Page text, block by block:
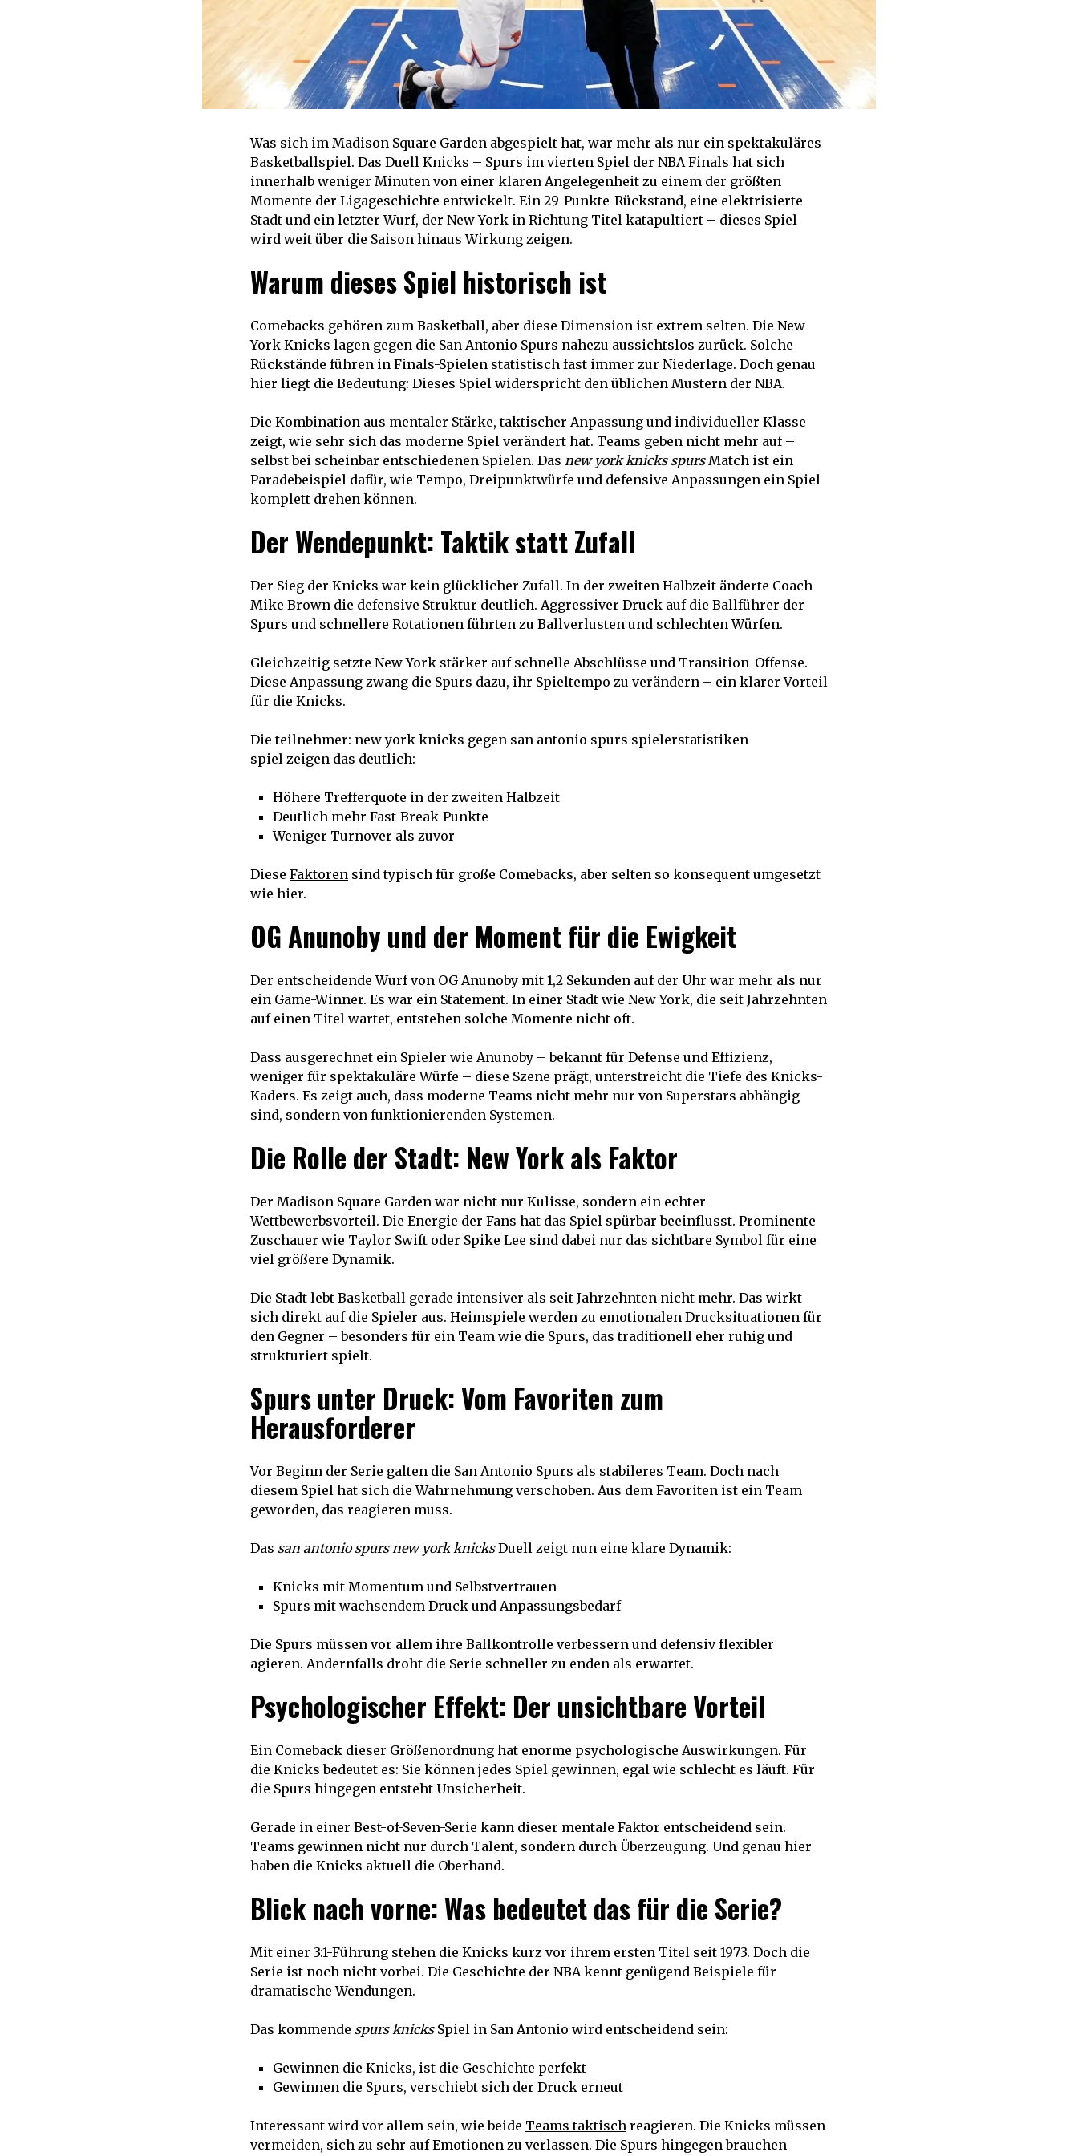
Was sich im Madison Square Garden abgespielt hat, war mehr als nur ein spektakuläres
Basketballspiel. Das Duell Knicks – Spurs im vierten Spiel der NBA Finals hat sich
innerhalb weniger Minuten von einer klaren Angelegenheit zu einem der größten
Momente der Ligageschichte entwickelt. Ein 29-Punkte-Rückstand, eine elektrisierte
Stadt und ein letzter Wurf, der New York in Richtung Titel katapultiert – dieses Spiel
wird weit über die Saison hinaus Wirkung zeigen.
Warum dieses Spiel historisch ist
Comebacks gehören zum Basketball, aber diese Dimension ist extrem selten. Die New
York Knicks lagen gegen die San Antonio Spurs nahezu aussichtslos zurück. Solche
Rückstände führen in Finals-Spielen statistisch fast immer zur Niederlage. Doch genau
hier liegt die Bedeutung: Dieses Spiel widerspricht den üblichen Mustern der NBA.
Die Kombination aus mentaler Stärke, taktischer Anpassung und individueller Klasse
zeigt, wie sehr sich das moderne Spiel verändert hat. Teams geben nicht mehr auf –
selbst bei scheinbar entschiedenen Spielen. Das new york knicks spursMatch ist ein
Paradebeispiel dafür, wie Tempo, Dreipunktwürfe und defensive Anpassungen ein Spiel
komplett drehen können.
Der Wendepunkt: Taktik statt Zufall
Der Sieg der Knicks war kein glücklicher Zufall. In der zweiten Halbzeit änderte Coach
Mike Brown die defensive Struktur deutlich. Aggressiver Druck auf die Ballführer der
Spurs und schnellere Rotationen führten zu Ballverlusten und schlechten Würfen.
Gleichzeitig setzte New York stärker auf schnelle Abschlüsse und Transition-Offense.
Diese Anpassung zwang die Spurs dazu, ihr Spieltempo zu verändern – ein klarer Vorteil
für die Knicks.
Die teilnehmer: new york knicks gegen san antonio spurs spielerstatistiken
spiel zeigen das deutlich:
Höhere Trefferquote in der zweiten Halbzeit
Deutlich mehr Fast-Break-Punkte
Weniger Turnover als zuvor
Diese Faktoren sind typisch für große Comebacks, aber selten so konsequent umgesetzt
wie hier.
OG Anunoby und der Moment für die Ewigkeit
Der entscheidende Wurf von OG Anunoby mit 1,2 Sekunden auf der Uhr war mehr als nur
ein Game-Winner. Es war ein Statement. In einer Stadt wie New York, die seit Jahrzehnten
auf einen Titel wartet, entstehen solche Momente nicht oft.
Dass ausgerechnet ein Spieler wie Anunoby – bekannt für Defense und Effizienz,
weniger für spektakuläre Würfe – diese Szene prägt, unterstreicht die Tiefe des Knicks-
Kaders. Es zeigt auch, dass moderne Teams nicht mehr nur von Superstars abhängig
sind, sondern von funktionierenden Systemen.
Die Rolle der Stadt: New York als Faktor
Der Madison Square Garden war nicht nur Kulisse, sondern ein echter
Wettbewerbsvorteil. Die Energie der Fans hat das Spiel spürbar beeinflusst. Prominente
Zuschauer wie Taylor Swift oder Spike Lee sind dabei nur das sichtbare Symbol für eine
viel größere Dynamik.
Die Stadt lebt Basketball gerade intensiver als seit Jahrzehnten nicht mehr. Das wirkt
sich direkt auf die Spieler aus. Heimspiele werden zu emotionalen Drucksituationen für
den Gegner – besonders für ein Team wie die Spurs, das traditionell eher ruhig und
strukturiert spielt.
Spurs unter Druck: Vom Favoriten zum
Herausforderer
Vor Beginn der Serie galten die San Antonio Spurs als stabileres Team. Doch nach
diesem Spiel hat sich die Wahrnehmung verschoben. Aus dem Favoriten ist ein Team
geworden, das reagieren muss.
Das san antonio spurs new york knicksDuell zeigt nun eine klare Dynamik:
Knicks mit Momentum und Selbstvertrauen
Spurs mit wachsendem Druck und Anpassungsbedarf
Die Spurs müssen vor allem ihre Ballkontrolle verbessern und defensiv flexibler
agieren. Andernfalls droht die Serie schneller zu enden als erwartet.
Psychologischer Effekt: Der unsichtbare Vorteil
Ein Comeback dieser Größenordnung hat enorme psychologische Auswirkungen. Für
die Knicks bedeutet es: Sie können jedes Spiel gewinnen, egal wie schlecht es läuft. Für
die Spurs hingegen entsteht Unsicherheit.
Gerade in einer Best-of-Seven-Serie kann dieser mentale Faktor entscheidend sein.
Teams gewinnen nicht nur durch Talent, sondern durch Überzeugung. Und genau hier
haben die Knicks aktuell die Oberhand.
Blick nach vorne: Was bedeutet das für die Serie?
Mit einer 3:1-Führung stehen die Knicks kurz vor ihrem ersten Titel seit 1973. Doch die
Serie ist noch nicht vorbei. Die Geschichte der NBA kennt genügend Beispiele für
dramatische Wendungen.
Das kommende spurs knicksSpiel in San Antonio wird entscheidend sein:
Gewinnen die Knicks, ist die Geschichte perfekt
Gewinnen die Spurs, verschiebt sich der Druck erneut
Interessant wird vor allem sein, wie beide Teams taktisch reagieren. Die Knicks müssen
vermeiden, sich zu sehr auf Emotionen zu verlassen. Die Spurs hingegen brauchen